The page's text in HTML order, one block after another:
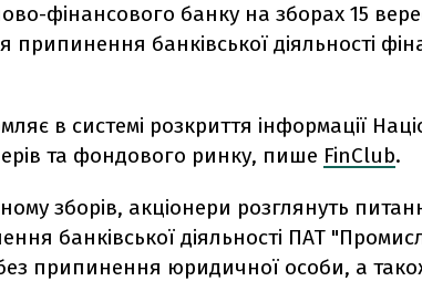
фінансового банку на зборах 15
припинення банківської діяльності
в системі розкриття інформації
та фондового ринку, пише FinClub.
зборів, акціонери розглянуть
банківської діяльності ПАТ
припинення юридичної особи, а